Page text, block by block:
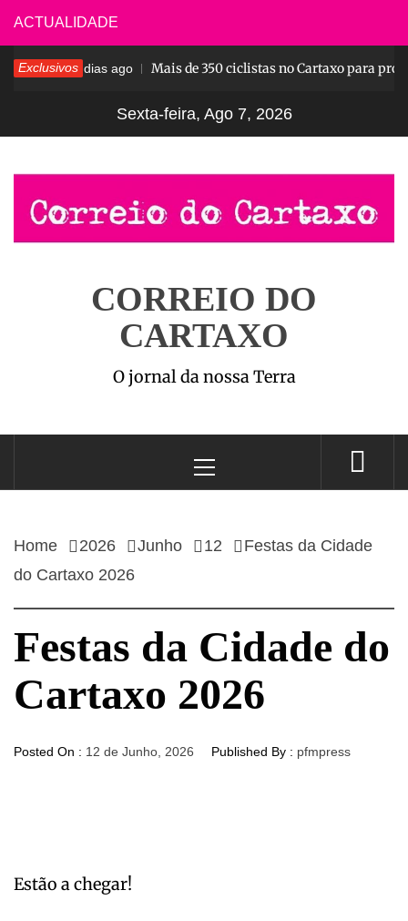
Skip
to
content
ACTUALIDADE
Exclusivos5 dias ago Mais de 350 ciclistas no Cartaxo para
Sexta-feira, Ago 7, 2026
CORREIO DO
CARTAXO
O jornal da nossa Terra
Menu
Home 2026 Junho 12
Festas da Cidade
do Cartaxo 2026
Festas da Cidade do
Cartaxo 2026
Posted On : 12 de Junho, 2026 Published By : pfmpress
Estão a chegar!